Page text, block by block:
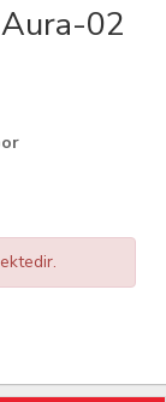
02